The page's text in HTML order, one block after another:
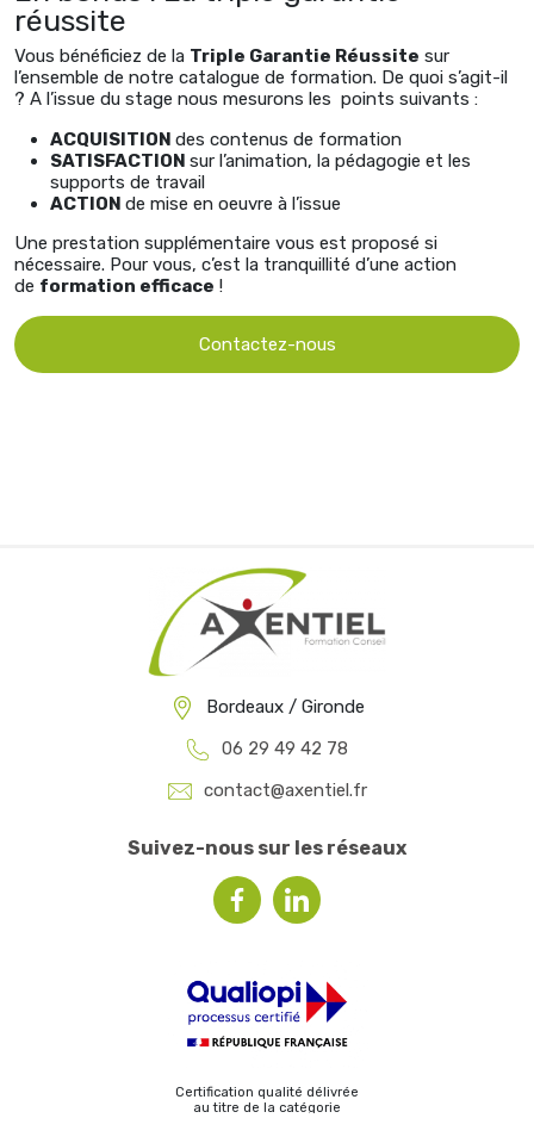
réussite
Vous bénéficiez de la Triple Garantie Réussite sur
l’ensemble de notre catalogue de formation. De quoi s’agit-il
? A l’issue du stage nous mesurons les points suivants :
ACQUISITION des contenus de formation
SATISFACTION sur l’animation, la pédagogie et les
supports de travail
ACTION de mise en oeuvre à l’issue
Une prestation supplémentaire vous est proposé si
nécessaire. Pour vous, c’est la tranquillité d’une action
de formation efficace !
Contactez-nous
Bordeaux / Gironde
06 29 49 42 78
contact@axentiel.fr
Suivez-nous sur les réseaux
Certification qualité délivrée
au titre de la catégorie